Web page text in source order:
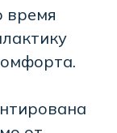
время